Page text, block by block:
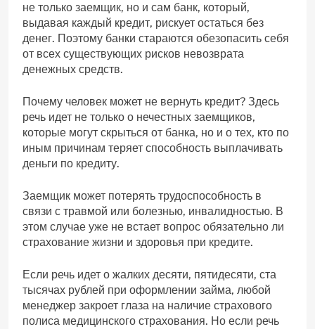
не только заемщик, но и сам банк, который,
выдавая каждый кредит, рискует остаться без
денег. Поэтому банки стараются обезопасить себя
от всех существующих рисков невозврата
денежных средств.
Почему человек может не вернуть кредит? Здесь
речь идет не только о нечестных заемщиков,
которые могут скрыться от банка, но и о тех, кто по
иным причинам теряет способность выплачивать
деньги по кредиту.
Заемщик может потерять трудоспособность в
связи с травмой или болезнью, инвалидностью. В
этом случае уже не встает вопрос обязательно ли
страхование жизни и здоровья при кредите.
Если речь идет о жалких десяти, пятидесяти, ста
тысячах рублей при оформлении займа, любой
менеджер закроет глаза на наличие страхового
полиса медицинского страхования. Но если речь